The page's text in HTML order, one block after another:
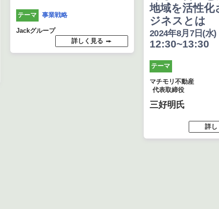
テーマ 事業戦略
Jackグループ
詳しく見る
地域を活性化
ジネスとは
2024年8月7日(水)
12:30~13:30
テーマ
マチモリ不動産
代表取締役
三好明氏
詳